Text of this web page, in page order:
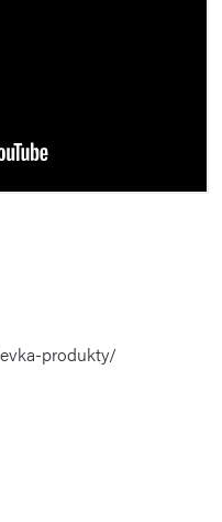
produkty/